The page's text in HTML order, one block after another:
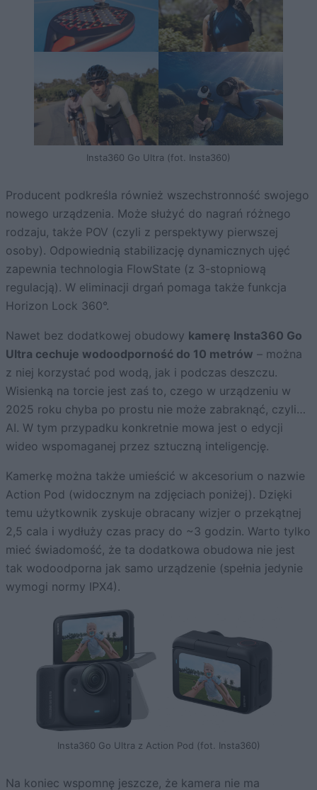
Insta360 Go Ultra (fot. Insta360)
Producent podkreśla również wszechstronność swojego
nowego urządzenia. Może służyć do nagrań różnego
rodzaju, także POV (czyli z perspektywy pierwszej
osoby). Odpowiednią stabilizację dynamicznych ujęć
zapewnia technologia FlowState (z 3-stopniową
regulacją). W eliminacji drgań pomaga także funkcja
Horizon Lock 360°.
Nawet bez dodatkowej obudowy kamerę Insta360 Go
Ultra cechuje wodoodporność do 10 metrów – można
z niej korzystać pod wodą, jak i podczas deszczu.
Wisienką na torcie jest zaś to, czego w urządzeniu w
2025 roku chyba po prostu nie może zabraknąć, czyli…
AI. W tym przypadku konkretnie mowa jest o edycji
wideo wspomaganej przez sztuczną inteligencję.
Kamerkę można także umieścić w akcesorium o nazwie
Action Pod (widocznym na zdjęciach poniżej). Dzięki
temu użytkownik zyskuje obracany wizjer o przekątnej
2,5 cala i wydłuży czas pracy do ~3 godzin. Warto tylko
mieć świadomość, że ta dodatkowa obudowa nie jest
tak wodoodporna jak samo urządzenie (spełnia jedynie
wymogi normy IPX4).
Insta360 Go Ultra z Action Pod (fot. Insta360)
Na koniec wspomnę jeszcze, że kamera nie ma